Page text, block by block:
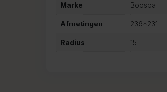
Marke Boospa
Afmetingen 236*231
Radius 15